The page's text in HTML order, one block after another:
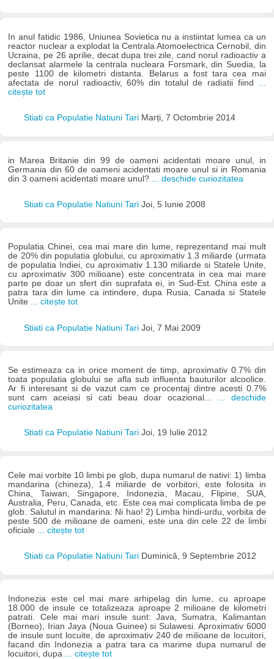
In anul fatidic 1986, Uniunea Sovietica nu a instiintat lumea ca un
reactor nuclear a explodat la Centrala Atomoelectrica Cernobil, din
Ucraina, pe 26 aprilie, decat dupa trei zile, cand norul radioactiv a
declansat alarmele la centrala nucleara Forsmark, din Suedia, la
peste 1100 de kilometri distanta. Belarus a fost tara cea mai
afectata de norul radioactiv, 60% din totalul de radiatii fiind
citește tot
Stiati ca Populatie Natiuni Tari Marți, 7 Octombrie 2014
in Marea Britanie din 99 de oameni acidentati moare unul, in
Germania din 60 de oameni acidentati moare unul si in Romania
din 3 oameni acidentati moare unul?
... deschide curiozitatea
Stiati ca Populatie Natiuni Tari Joi, 5 Iunie 2008
Populatia Chinei, cea mai mare din lume, reprezentand mai mult
de 20% din populatia globului, cu aproximativ 1.3 miliarde (urmata
de populatia Indiei, cu aproximativ 1.130 miliarde si Statele Unite,
cu aproximativ 300 milioane) este concentrata in cea mai mare
parte pe doar un sfert din suprafata ei, in Sud-Est. China este a
patra tara din lume ca intindere, dupa Rusia, Canada si Statele
Unite ... citește tot
Stiati ca Populatie Natiuni Tari Joi, 7 Mai 2009
Se estimeaza ca in orice moment de timp, aproximativ 0.7% din
toata populatia globului se afla sub influenta bauturilor alcoolice.
Ar fi interesant si de vazut cam ce procentaj dintre acesti 0.7%
sunt cam aceiasi si cati beau doar ocazional... ... deschide
curiozitatea
Stiati ca Populatie Natiuni Tari Joi, 19 Iulie 2012
Cele mai vorbite 10 limbi pe glob, dupa numarul de nativi: 1) limba
mandarina (chineza), 1.4 miliarde de vorbitori, este folosita in
China, Taiwan, Singapore, Indonezia, Macau, Flipine, SUA,
Australia, Peru, Canada, etc. Este cea mai complicata limba de pe
glob. Salutul in mandarina: Ni hao! 2) Limba hindi-urdu, vorbita de
peste 500 de milioane de oameni, este una din cele 22 de limbi
oficiale
... citește tot
Stiati ca Populatie Natiuni Tari Duminică, 9 Septembrie 2012
Indonezia este cel mai mare arhipelag din lume, cu aproape
18.000 de insule ce totalizeaza aproape 2 milioane de kilometri
patrati. Cele mai mari insule sunt: Java, Sumatra, Kalimantan
(Borneo), Irian Jaya (Noua Guinee) si Sulawesi. Aproximativ 6000
de insule sunt locuite, de aproximativ 240 de milioane de locuitori,
facand din Indonezia a patra tara ca marime dupa numarul de
locuitori, dupa
... citește tot